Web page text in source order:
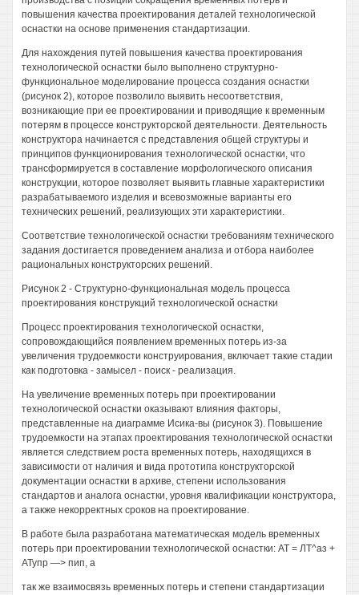
повышения качества проектирования деталей технологической
оснастки на основе применения стандартизации.
Для нахождения путей повышения качества проектирования
технологической оснастки было выполнено структурно-
функциональное моделирование процесса создания оснастки
(рисунок 2), которое позволило выявить несоответствия,
возникающие при ее проектировании и приводящие к временным
потерям в процессе конструкторской деятельности. Деятельность
конструктора начинается с представления общей структуры и
принципов функционирования технологической оснастки, что
трансформируется в составление морфологического описания
конструкции, которое позволяет выявить главные характеристики
разрабатываемого изделия и всевозможные варианты его
технических решений, реализующих эти характеристики.
Соответствие технологической оснастки требованиям технического
задания достигается проведением анализа и отбора наиболее
рациональных конструкторских решений.
Рисунок 2 - Структурно-функциональная модель процесса
проектирования конструкций технологической оснастки
Процесс проектирования технологической оснастки,
сопровождающийся появлением временных потерь из-за
увеличения трудоемкости конструирования, включает такие стадии
как подготовка - замысел - поиск - реализация.
На увеличение временных потерь при проектировании
технологической оснастки оказывают влияния факторы,
представленные на диаграмме Исика-вы (рисунок 3). Повышение
трудоемкости на этапах проектирования технологической оснастки
является следствием роста временных потерь, находящихся в
зависимости от наличия и вида прототипа конструкторской
документации оснастки в архиве, степени использования
стандартов и аналога оснастки, уровня квалификации конструктора,
а также некорректных сроков на проектирование.
В работе была разработана математическая модель временных
потерь при проектировании технологической оснастки: АТ = ЛТ^аз +
АТупр —> пип, а
так же взаимосвязь временных потерь и степени стандартизации